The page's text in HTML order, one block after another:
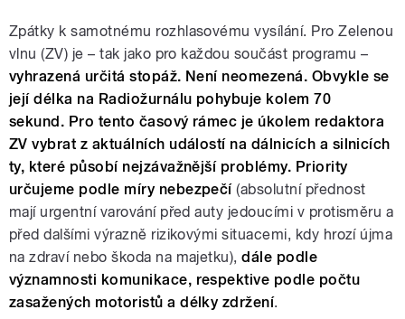
Zpátky k samotnému rozhlasovému vysílání. Pro Zelenou
vlnu (ZV) je – tak jako pro každou součást programu –
vyhrazená určitá stopáž. Není neomezená. Obvykle se
její délka na Radiožurnálu pohybuje kolem 70
sekund. Pro tento časový rámec je úkolem redaktora
ZV vybrat z aktuálních událostí na dálnicích a silnicích
ty, které působí nejzávažnější problémy. Priority
určujeme podle míry nebezpečí(absolutní přednost
mají urgentní varování před auty jedoucími v protisměru a
před dalšími výrazně rizikovými situacemi, kdy hrozí újma
na zdraví nebo škoda na majetku),dále podle
významnosti komunikace, respektive podle počtu
zasažených motoristů a délky zdržení.